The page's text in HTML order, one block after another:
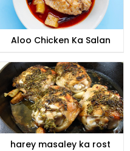
Aloo Chicken Ka Salan
harey masaley ka rost